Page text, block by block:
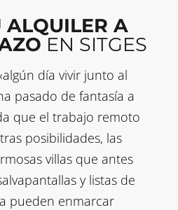
ALQUILER A
EN SITGES
día vivir junto al
pasado de fantasía a
que el trabajo remoto
posibilidades, las
villas que antes
y listas de
pueden enmarcar